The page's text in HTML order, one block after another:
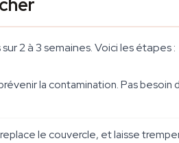
2 à 3 semaines. Voici les étapes :
la contamination. Pas
le couvercle, et laisse